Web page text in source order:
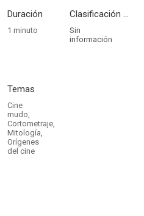
Duración
1 minuto
Clasificación por edades
Sin
información
Temas
Cine
mudo,
Cortometraje,
Mitología,
Orígenes
del cine